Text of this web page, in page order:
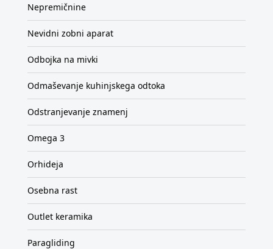
Nepremičnine
Nevidni zobni aparat
Odbojka na mivki
Odmaševanje kuhinjskega odtoka
Odstranjevanje znamenj
Omega 3
Orhideja
Osebna rast
Outlet keramika
Paragliding